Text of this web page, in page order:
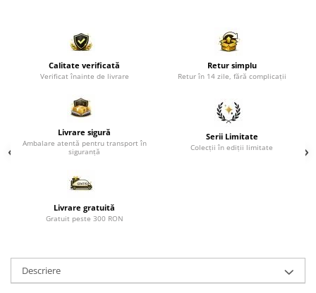
Rafturi de perete
Mobilier bar
Carucior de servire
Paravane de camera
Calitate verificată
Verificat înainte de livrare
Retur simplu
Retur în 14 zile, fără complicații
Livrare sigură
Ambalare atentă pentru transport în
siguranță
Serii Limitate
Colecții în ediții limitate
Livrare gratuită
Gratuit peste 300 RON
Descriere